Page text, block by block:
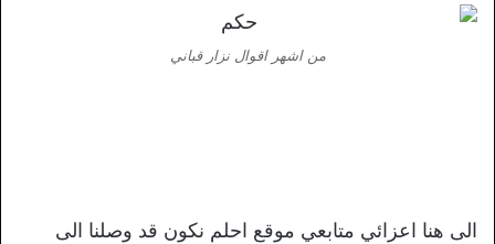
من اشهر اقوال نزار قباني
الى هنا اعزائي متابعي موقع احلم نكون قد وصلنا الى